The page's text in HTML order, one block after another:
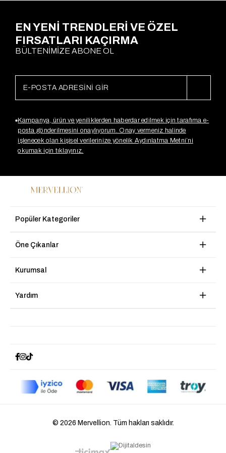
EN YENİ TRENDLERİ VE ÖZEL
FIRSATLARI KAÇIRMA
BÜLTENİMİZE ABONE OL
Kampanya, ürün ve yeniliklerden haberdar edilmek için tarafıma e-
posta gönderilmesini onaylıyorum. Onay vermeniz halinde
işlenecek olan kişisel verilerinize yönelik Aydınlatma Metni’ni
okumak için tıklayınız.
Popüler Kategoriler
Öne Çıkanlar
Kurumsal
Yardım
© 2026 Mervellion. Tüm hakları saklıdır.